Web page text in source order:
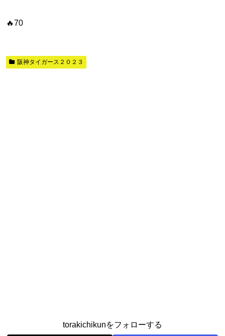
🔥70
阪神タイガース２０２３
torakichikunをフォローする